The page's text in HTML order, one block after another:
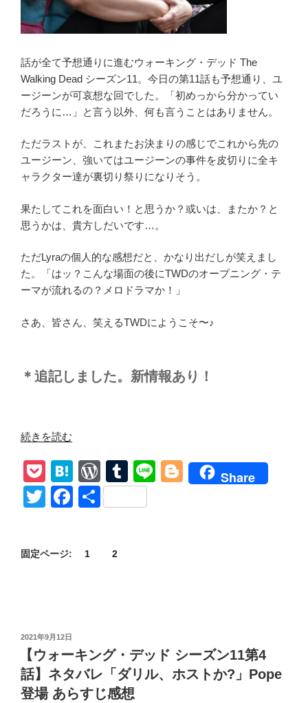
る
の
私
達!”
TWD11-
24
の
話が全て予想通りに進むウォーキング・デッド The
Walking Dead シーズン11。今日の第11話も予想通り、ユ
ージーンが可哀想な回でした。「初めっから分かってい
だろうに…」と言う以外、何も言うことはありません。
ただラストが、これまたお決まりの感じでこれから先の
ユージーン、強いてはユージーンの事件を皮切りに全キ
ャラクター達が裏切り祭りになりそう。
果たしてこれを面白い！と思うか？或いは、またか？と
思うかは、貴方しだいです…。
ただLyraの個人的な感想だと、かなり出だしが笑えまし
た。「はッ？こんな場面の後にTWDのオープニング・テ
ーマが流れるの？メロドラマか！」
さあ、皆さん、笑えるTWDにようこそ〜♪
＊追記しました。新情報あり！
“【ウ
ー
キ
ン
ッ
ン
11
第
11
話】
続きを読む
P
o
ck
H
at
e
a
W
or
d
e
T
u
m
Li
Bl
Share
T
er
F
e
k
共
固定ページ: 1 2
投
日:
2021年9月12日
【ウォーキング・デッド シーズン11第4
話】ネタバレ「ダリル、ホストか?」Pope
登場 あらすじ感想